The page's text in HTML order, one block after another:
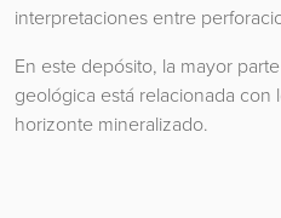
interpretaciones entre
En este depósito, la mayor
geológica está relacionada con
horizonte mineralizado.